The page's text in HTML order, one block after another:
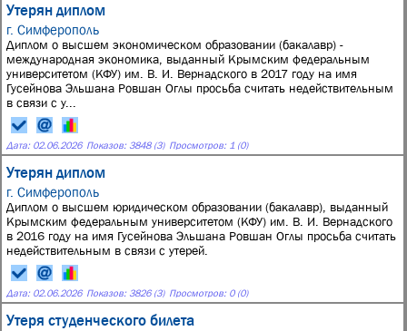
Утерян диплом
г. Симферополь
Диплом о высшем экономическом образовании (бакалавр) -
международная экономика, выданный Крымским федеральным
университетом (КФУ) им. В. И. Вернадского в 2017 году на имя
Гусейнова Эльшана Ровшан Оглы просьба считать недействительным
в связи с у...
Дата: 02.06.2026 Показов: 3848 (3) Просмотров: 1 (0)
Утерян диплом
г. Симферополь
Диплом о высшем юридическом образовании (бакалавр), выданный
Крымским федеральным университетом (КФУ) им. В. И. Вернадского
в 2016 году на имя Гусейнова Эльшана Ровшан Оглы просьба считать
недействительным в связи с утерей.
Дата: 02.06.2026 Показов: 3826 (3) Просмотров: 0 (0)
Утеря студенческого билета